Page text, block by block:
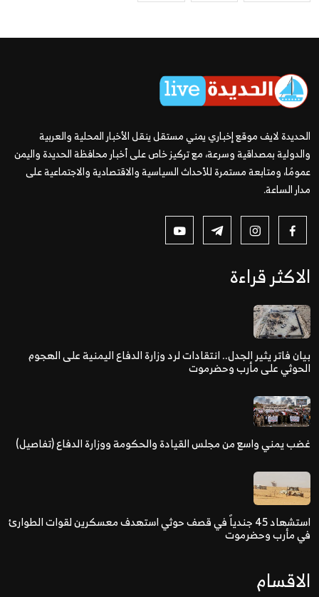
الحديدة لايف موقع إخباري يمني مستقل ينقل الأخبار المحلية والعربية
والدولية بمصداقية وسرعة، مع تركيز خاص على أخبار محافظة الحديدة واليمن
عمومًا، ومتابعة مستمرة للأحداث السياسية والاقتصادية والاجتماعية على
مدار الساعة.
الاكثر قراءة
بيان فاتر يثير الجدل.. انتقادات لرد وزارة الدفاع اليمنية على الهجوم
الحوثي على مأرب وحضرموت
غضب يمني واسع من مجلس القيادة والحكومة ووزارة الدفاع (تفاصيل)
استشهاد 45 جندياً في قصف حوثي استهدف معسكرين لقوات الطوارئ
في مأرب وحضرموت
الاقسام